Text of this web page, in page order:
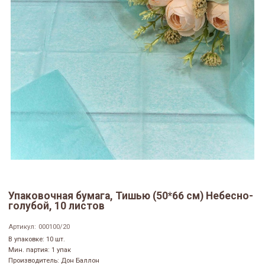
Упаковочная бумага, Тишью (50*66 см) Небесно-
голубой, 10 листов
Артикул: 000100/20
В упаковке: 10 шт.
Мин. партия: 1 упак
Производитель: Дон Баллон